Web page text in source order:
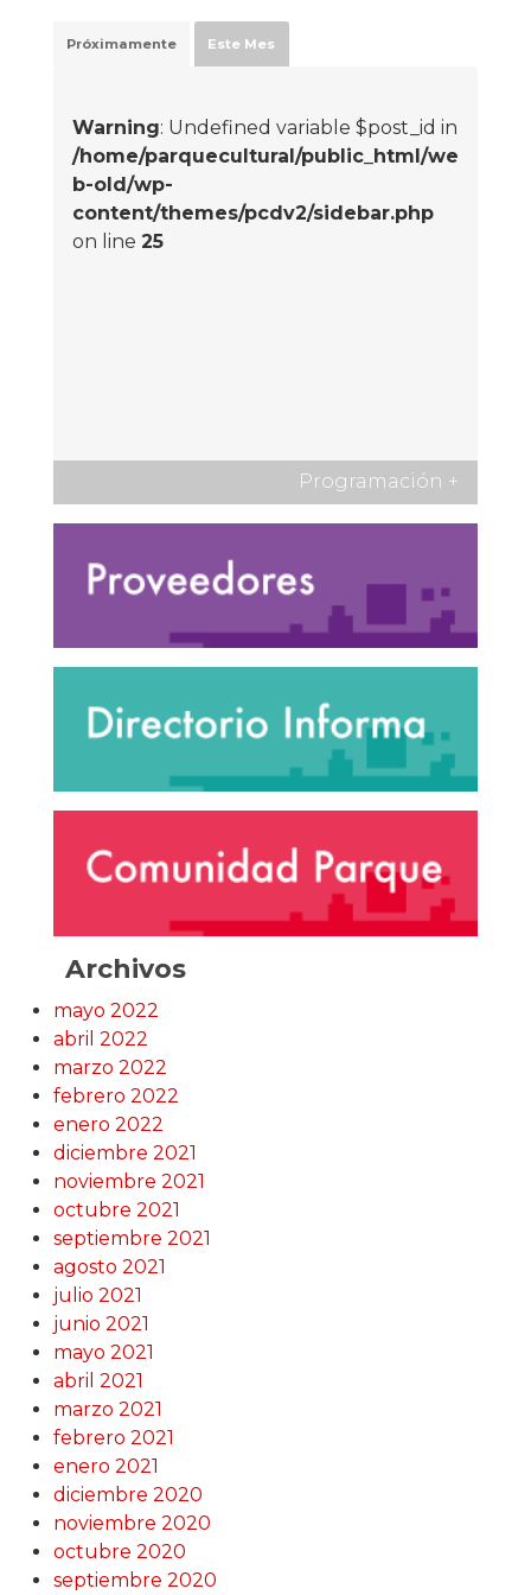
Próximamente Este Mes
Warning: Undefined variable $post_id in
/home/parquecultural/public_html/we
b-old/wp-
content/themes/pcdv2/sidebar.php
on line 25
Programación +
Archivos
mayo 2022
abril 2022
marzo 2022
febrero 2022
enero 2022
diciembre 2021
noviembre 2021
octubre 2021
septiembre 2021
agosto 2021
julio 2021
junio 2021
mayo 2021
abril 2021
marzo 2021
febrero 2021
enero 2021
diciembre 2020
noviembre 2020
octubre 2020
septiembre 2020